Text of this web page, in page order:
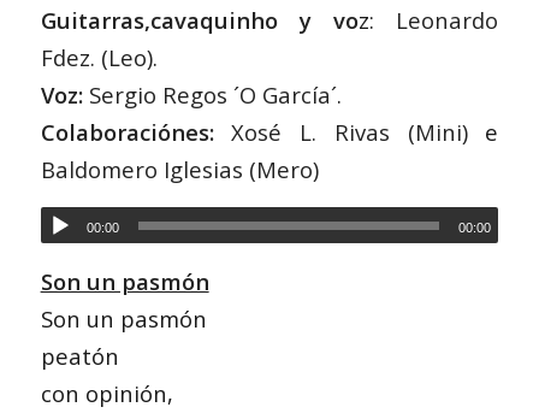
Guitarras,cavaquinho y voz: Leonardo
Fdez. (Leo).
Voz: Sergio Regos ´O García´.
Colaboraciónes: Xosé L. Rivas (Mini)e
Baldomero Iglesias (Mero)
00:00 00:00
Son un pasmón
Son un pasmón
peatón
con opinión,